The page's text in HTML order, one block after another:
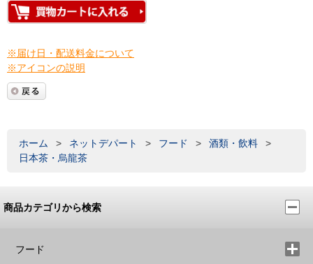
※届け日・配送料金について
※アイコンの説明
ホーム > ネットデパート > フード > 酒類・飲料
>
日本茶・烏龍茶
商品カテゴリから検索
フード